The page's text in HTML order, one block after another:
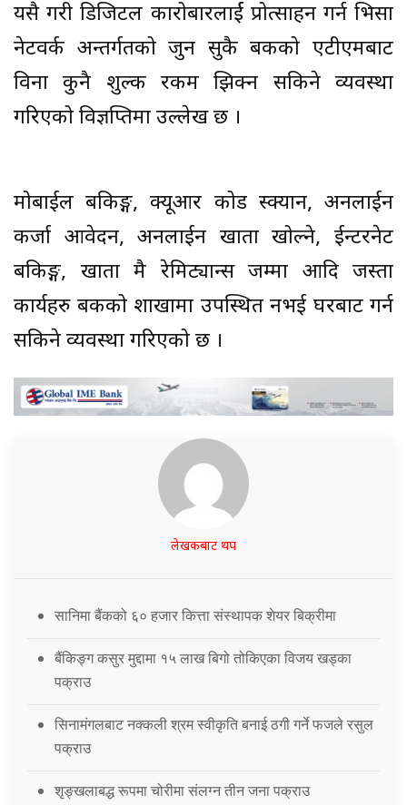
यसै गरी डिजिटल कारोबारलार्ई प्रोत्साहन गर्न भिसा
नेटवर्क अन्तर्गतको जुन सुकै बैंकको एटीएमबाट
विना कुनै शुल्क रकम झिक्न सकिने व्यवस्था
गरिएको विज्ञप्तिमा उल्लेख छ ।
मोबाईल बैंकिङ्ग, क्यूआर कोड स्क्यान, अनलाईन
कर्जा आवेदन, अनलाईन खाता खोल्ने, ईन्टरनेट
बैंकिङ्ग, खाता मै रेमिट्यान्स जम्मा आदि जस्ता
कार्यहरु बैंकको शाखामा उपस्थित नभई घरबाट गर्न
सकिने व्यवस्था गरिएको छ ।
लेखकबाट थप
सानिमा बैंकको ६० हजार कित्ता संस्थापक शेयर बिक्रीमा
बैंकिङ्ग कसुर मुद्दामा १५ लाख बिगो तोकिएका विजय खड्का
पक्राउ
सिनामंगलबाट नक्कली श्रम स्वीकृति बनाई ठगी गर्ने फजले रसुल
पक्राउ
शृङ्खलाबद्ध रूपमा चोरीमा संलग्न तीन जना पक्राउ